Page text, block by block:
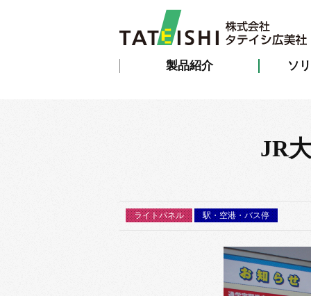
製品紹介 ソ
JR
ライトパネル 駅・空港・バス停